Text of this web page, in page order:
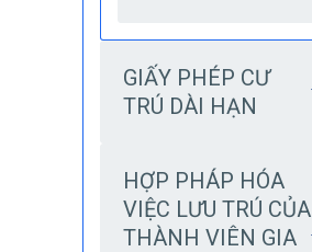
GIẤY PHÉP CƯ
TRÚ DÀI HẠN
HỢP PHÁP HÓA
VIỆC LƯU TRÚ CỦA
THÀNH VIÊN GIA